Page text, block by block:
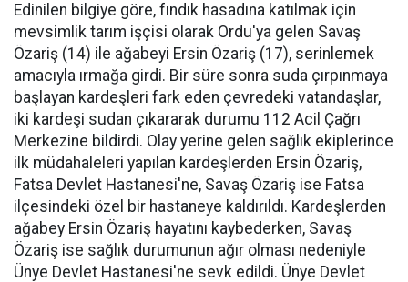
Edinilen bilgiye göre, fındık hasadına katılmak için
mevsimlik tarım işçisi olarak Ordu'ya gelen Savaş
Özariş (14) ile ağabeyi Ersin Özariş (17), serinlemek
amacıyla ırmağa girdi. Bir süre sonra suda çırpınmaya
başlayan kardeşleri fark eden çevredeki vatandaşlar,
iki kardeşi sudan çıkararak durumu 112 Acil Çağrı
Merkezine bildirdi. Olay yerine gelen sağlık ekiplerince
ilk müdahaleleri yapılan kardeşlerden Ersin Özariş,
Fatsa Devlet Hastanesi'ne, Savaş Özariş ise Fatsa
ilçesindeki özel bir hastaneye kaldırıldı. Kardeşlerden
ağabey Ersin Özariş hayatını kaybederken, Savaş
Özariş ise sağlık durumunun ağır olması nedeniyle
Ünye Devlet Hastanesi'ne sevk edildi. Ünye Devlet